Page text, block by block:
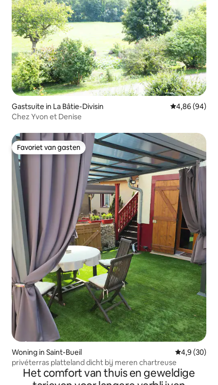
Gastsuite in La Bâtie-Divisin Gemiddelde
4,86 (94)
Chez Yvon et Denise
Favoriet van gasten
Favoriet van gasten
Woning in Saint-Bueil Gemiddelde
4,9 (30)
privéterras platteland dicht bij meren chartreuse
Het comfort van thuis en geweldige